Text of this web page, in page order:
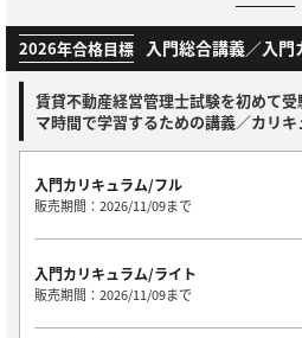
2026年合格目標 入門総合講義／入門
賃貸不動産経営管理士試験を初めて
マ時間で学習するための講義／カリ
入門カリキュラム/フル
販売期間：2026/11/09まで
入門カリキュラム/ライト
販売期間：2026/11/09まで